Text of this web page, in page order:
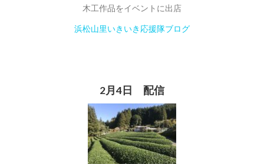
木工作品をイベントに出店
浜松山里いきいき応援隊ブログ
2月4日 配信